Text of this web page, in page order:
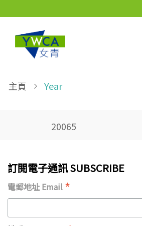
主頁 Year
20065
訂閱電子通訊 SUBSCRIBE
電郵地址 Email *